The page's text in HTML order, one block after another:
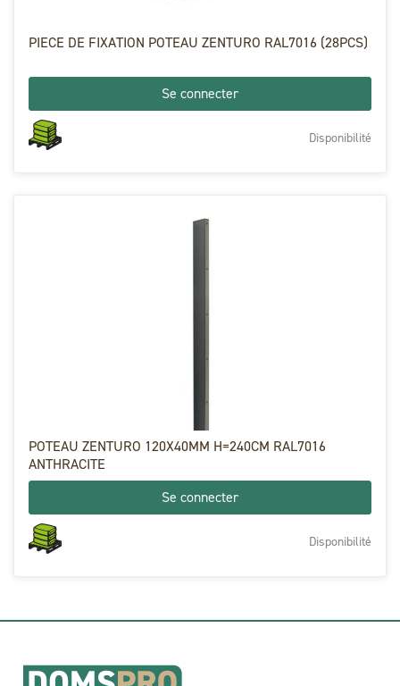
PIECE DE FIXATION POTEAU ZENTURO RAL7016 (28PCS)
Se connecter
Disponibilité
POTEAU ZENTURO 120X40MM H=240CM RAL7016
ANTHRACITE
Se connecter
Disponibilité